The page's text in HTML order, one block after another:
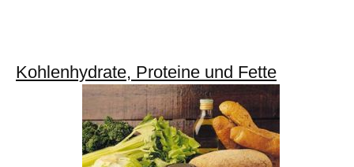
Kohlenhydrate, Proteine und Fette